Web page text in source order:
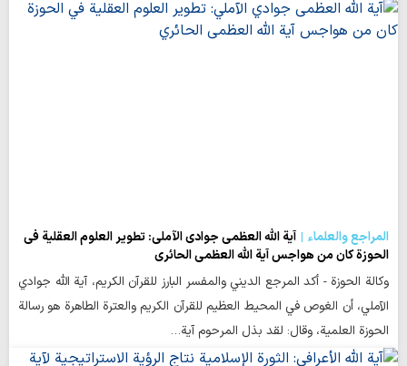
المراجع والعلماء
آية الله العظمى جوادي الآملي: تطوير العلوم العقلية في
الحوزة كان من هواجس آية الله العظمى الحائري
وكالة الحوزة - أكد المرجع الديني والمفسر البارز للقرآن الكريم، آية الله جوادي
الآملي، أن الغوص في المحيط العظيم للقرآن الكريم والعترة الطاهرة هو رسالة
الحوزة العلمية، وقال: لقد بذل المرحوم آية…